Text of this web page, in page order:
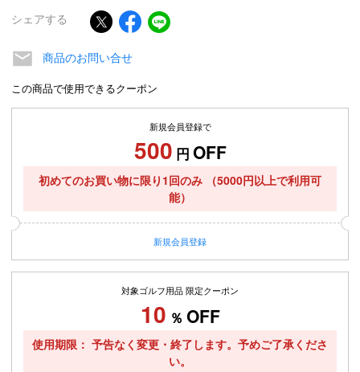
シェアする
商品のお問い合せ
この商品で使用できるクーポン
新規会員登録で
500 円 OFF
初めてのお買い物に限り1回のみ
（5000円以上で利用可
能）
新規会員登録
対象ゴルフ用品 限定クーポン
10 ％ OFF
使用期限
予告なく変更・終了します。予めご了承くださ
い。